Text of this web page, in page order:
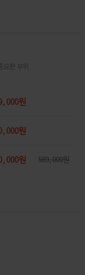
한 부위
원
원
원 589,000원